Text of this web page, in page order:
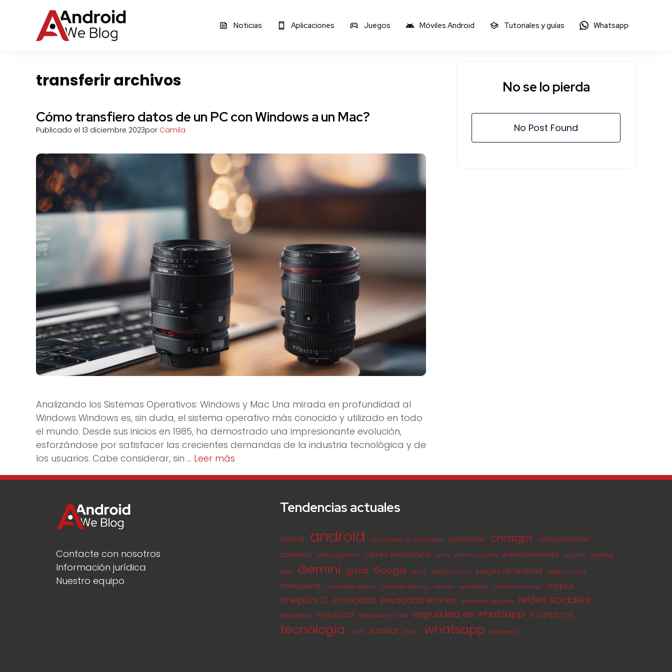
contenido
Noticias Aplicaciones Juegos Móviles Android Tutoriales y guías Whatsapp
transferir archivos
Cómo transfiero datos de un PC con Windows a un Mac?
Publicado el 13 diciembre 2023por Camila
Analizando los Sistemas Operativos: Windows y Mac Una mirada en profundidad al
Windows Windows es, sin duda, el sistema operativo más conocido y utilizado en todo
el mundo. Desde sus inicios en 1985, ha demostrado una impresionante evolución,
esforzándose por satisfacer las crecientes demandas de la industria tecnológica y de
los usuarios. Cabe considerar, sin … Leer más
No se lo pierda
No Post Found
Contacte con nosotros
Información jurídica
Nuestro equipo
Tendencias actuales
activar android aplicaciones de mensajería aplicación chatgpt
comunicación
consejos
control parental correo electrónico cómo eliminar cuenta entretenimiento español facebook
fotos Gemini gmail Google gta 6 juegos android juegos de android juegos móviles
mensajería mensajería segura mensajes seguros móviles novedades nuevas funciones oneplus
oneplus 12 privacidad privacidad en línea protección de datos redes sociales
rendimiento seguridad seguridad en línea seguridad en whatsapp smartphone
tecnología top 10 tutorial vídeos whatsapp wordpress